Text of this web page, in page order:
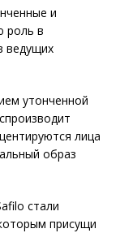
и
роль в
ведущих
утонченной
лица
образ
стали
присущи